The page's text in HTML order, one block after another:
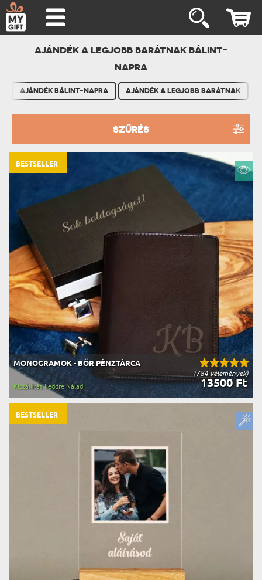
AJÁNDÉK A LEGJOBB BARÁTNAK BÁLINT-
NAPRA
AJÁNDÉK BÁLINT-NAPRA AJÁNDÉK A LEGJOBB BARÁTNAK
SZŰRÉS
(784 vélemények)
MONOGRAMOK - BŐR PÉNZTÁRCA
13500 Ft
Kiszállítás keddre Nálad
BESTSELLER
BESTSELLER